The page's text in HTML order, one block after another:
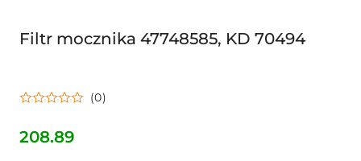
Filtr mocznika 47748585, KD 70494
(0)
Cena:
208.89